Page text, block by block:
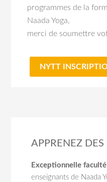
programmes de la
Naada Yoga,
merci de soumettre
NYTT
APPRENEZ
Exceptionnelle
enseignants de Naada